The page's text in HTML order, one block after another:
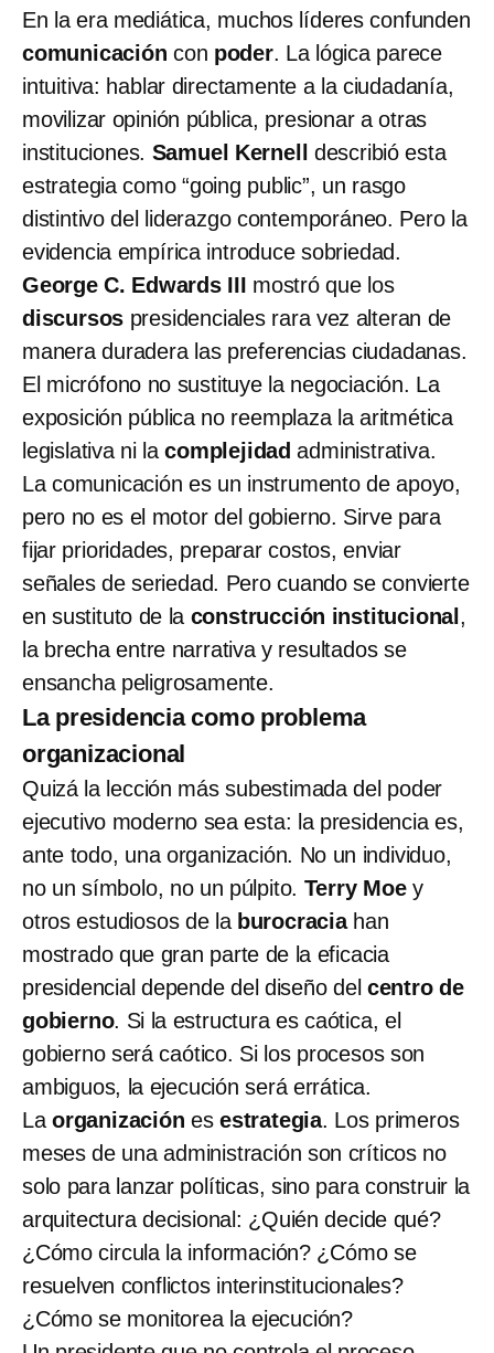
En la era mediática, muchos líderes confunden
comunicación con poder. La lógica parece
intuitiva: hablar directamente a la ciudadanía,
movilizar opinión pública, presionar a otras
instituciones. Samuel Kernell
describió esta
estrategia como “going public”, un rasgo
distintivo del liderazgo contemporáneo. Pero la
evidencia empírica introduce sobriedad.
George C. Edwards III mostró que los
discursos presidenciales rara vez alteran de
manera duradera las preferencias ciudadanas.
El micrófono no sustituye la negociación. La
exposición pública no reemplaza la aritmética
legislativa ni lacomplejidadadministrativa.
La comunicación es un instrumento de apoyo,
pero no es el motor del gobierno. Sirve para
fijar prioridades, preparar costos, enviar
señales de seriedad. Pero cuando se convierte
en sustituto de la construcción institucional ,
la brecha entre narrativa y resultados se
ensancha peligrosamente.
La presidencia como problema
organizacional
Quizá la lección más subestimada del poder
ejecutivo moderno sea esta: la presidencia es,
ante todo, una organización. No un individuo,
no un símbolo, no un púlpito. Terry Moey
otros estudiosos de la burocraciahan
mostrado que gran parte de la eficacia
presidencial depende del diseño del centro de
gobierno. Si la estructura es caótica, el
gobierno será caótico. Si los procesos son
ambiguos, la ejecución será errática.
La organización esestrategia. Los primeros
meses de una administración son críticos no
solo para lanzar políticas, sino para construir la
arquitectura decisional: ¿Quién decide qué?
¿Cómo circula la información? ¿Cómo se
resuelven conflictos interinstitucionales?
¿Cómo se monitorea la ejecución?